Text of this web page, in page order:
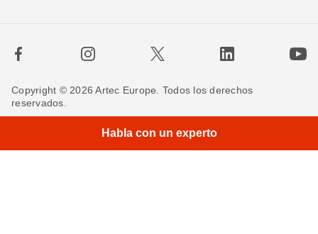
Copyright © 2026 Artec Europe. Todos los derechos
reservados.
Política de privacidad
Política de cookies
Habla con un experto